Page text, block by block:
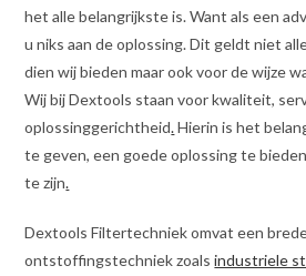
het alle belangrijkste is. Want als een
u niks aan de oplossing. Dit geldt niet
dien wij bieden maar ook voor de wijze
Wij bij Dextools staan voor kwaliteit,
oplossinggerichtheid.Hierin is het
te geven, een goede oplossing te
te zijn.
Dextools Filtertechniek omvat een
ontstoffingstechniek zoalsindustriele